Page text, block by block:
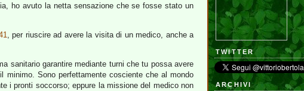
ho avuto la netta sensazione che se fosse stato un
, per riuscire ad avere la visita di un medico, anche a
sanitario garantire mediante turni che tu possa avere
Sono perfettamente cosciente che al mondo
i pronti soccorso; eppure la missione del medico non
TWITTER
ARCHIVI